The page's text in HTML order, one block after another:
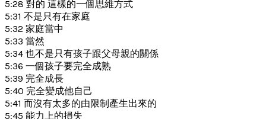
5:28 對的 這樣的一個思維方式
5:31 不是只有在家庭
5:32 家庭當中
5:33 當然
5:34 也不是只有孩子跟父母親的關係
5:36 一個孩子要完全成熟
5:39 完全成長
5:40 完全變成他自己
5:41 而沒有太多的由限制產生出來的
5:45 能力上的損失